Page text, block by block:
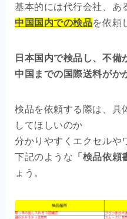
基本的には代行会社、あ
中国国内での検品を依頼
日本国内で検品し、不備
中国までの国際送料がか
検品を依頼する際は、具
してほしいのか
分かりやすくエクセルや
下記のような 「検品依頼
ょう。